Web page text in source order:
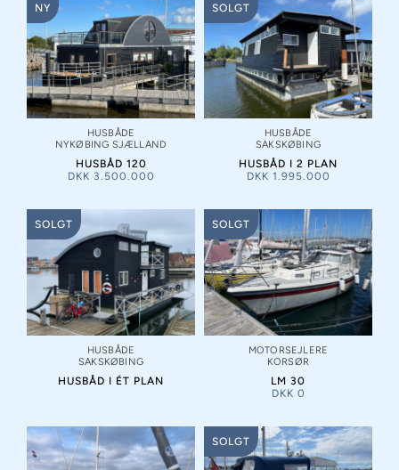
NY
HUSBÅDE
NYKØBING SJÆLLAND
HUSBÅD 120
DKK 3.500.000
SOLGT
HUSBÅDE
SAKSKØBING
HUSBÅD I 2 PLAN
DKK 1.995.000
SOLGT
HUSBÅDE
SAKSKØBING
HUSBÅD I ÉT PLAN
SOLGT
MOTORSEJLERE
KORSØR
LM 30
DKK 0
SOLGT